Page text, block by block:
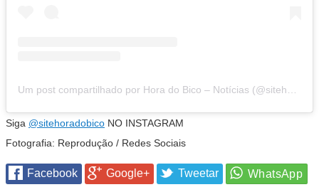
Siga @sitehoradobico NO INSTAGRAM
Fotografia: Reprodução / Redes Sociais
Facebook Google+ Tweetar